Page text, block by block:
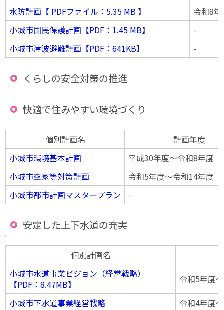
水防計画【 PDFファイル：5.35 MB 】
令和8
小城市国民保護計画【PDF：1.45 MB】
-
小城市津波避難計画【PDF：641KB】
-
くらしの安全対策の推進
快適で住みやすい環境づくり
個別計画名
計画年度
小城市環境基本計画
平成30年度〜令和8年度
小城市空家等対策計画
令和5年度〜令和14年度
小城市都市計画マスタープラン
-
安定した上下水道の充実
個別計画名
小城市水道事業ビジョン（経営戦略）
【PDF：8.47MB】
令和5年度
小城市下水道事業経営戦略
令和4年度